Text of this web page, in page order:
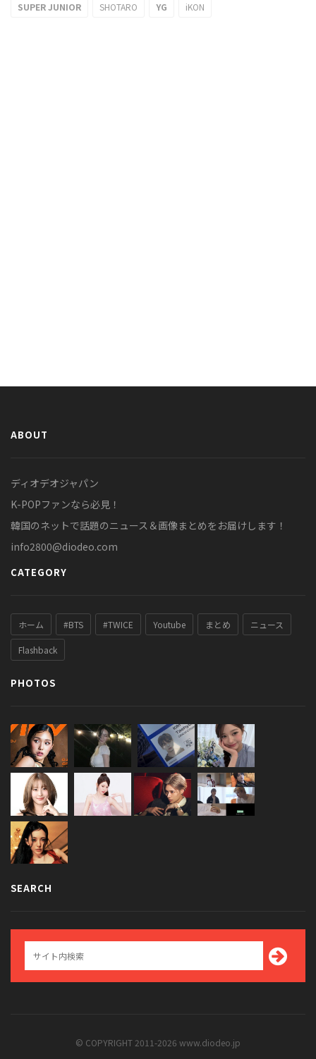
SUPER JUNIOR SHOTARO YG iKON
ABOUT
ディオデオジャパン
K-POPファンなら必見！
韓国のネットで話題のニュース＆画像まとめをお届けします！
info2800@diodeo.com
CATEGORY
ホーム #BTS #TWICE Youtube まとめ ニュース
Flashback
PHOTOS
SEARCH
© COPYRIGHT 2011-2026 www.diodeo.jp